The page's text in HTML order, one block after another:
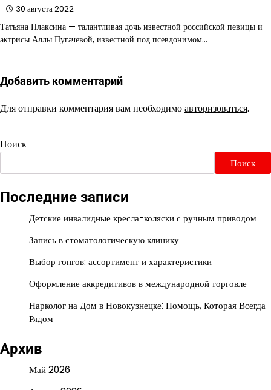
30 августа 2022
Татьяна Плаксина — талантливая дочь известной российской певицы и
актрисы Аллы Пугачевой, известной под псевдонимом…
Добавить комментарий
Для отправки комментария вам необходимоавторизоваться.
Поиск
Поиск
Последние записи
Детские инвалидные кресла-коляски с ручным приводом
Запись в стоматологическую клинику
Выбор гонгов: ассортимент и характеристики
Оформление аккредитивов в международной торговле
Нарколог на Дом в Новокузнецке: Помощь, Которая Всегда
Рядом
Архив
Май 2026